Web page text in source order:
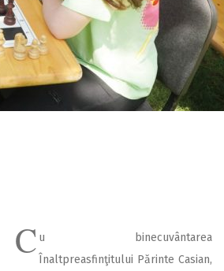
C u binecuvântarea
Înaltpreasfinţitului Părinte Casian,